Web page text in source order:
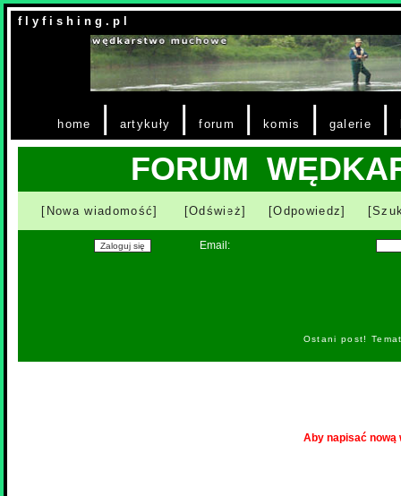
f l y f i s h i n g . p l
home | artykuły |forum | komis | galerie |
FORUM
[Nowa wiadomość] [Odśwież] [Odpowiedz]
Email:
Ostani post!
Aby napisać nową